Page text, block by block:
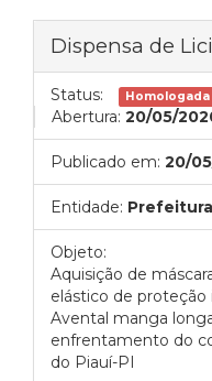
Dispensa de
Status: Homologada
Abertura: 20/05/
Publicado em: 20/
Entidade:
Objeto:
Aquisição de
elástico de proteção
Avental manga
enfrentamento do
do Piauí-PI